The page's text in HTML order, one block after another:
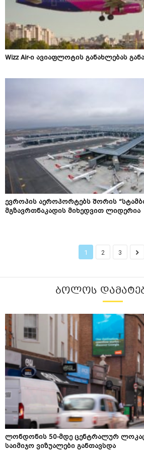
Wizz Air-ი ავიაფლოტის განახლებას
ევროპის აეროპორტებს შორის
მგზავრთნაკადის მიხედვით ლიდერია
1 2 3
ᲑᲝᲚᲝᲡ
ლონდონის 50-მდე ცენტრალურ
საიმიჯო ვიზუალები განთავსდა